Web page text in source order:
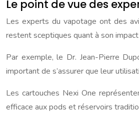
Le point de vue des
Les experts du vapotage ont des
restent sceptiques quant à son
Par exemple, le Dr. Jean-Pierre
important de s’assurer que leur
Les cartouches Nexi One
efficace aux pods et réservoirs